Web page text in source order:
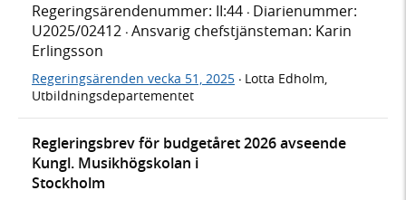
Regeringsärendenummer: II:44 · Diarienummer:
U2025/02412 · Ansvarig chefstjänsteman: Karin
Erlingsson
Regeringsärenden vecka 51, 2025 · Lotta Edholm,
Utbildningsdepartementet
Regleringsbrev för budgetåret 2026 avseende
Kungl. Musikhögskolan i
Stockholm